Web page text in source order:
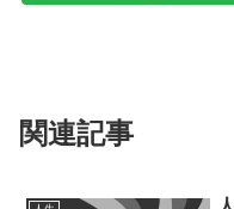
関連記事